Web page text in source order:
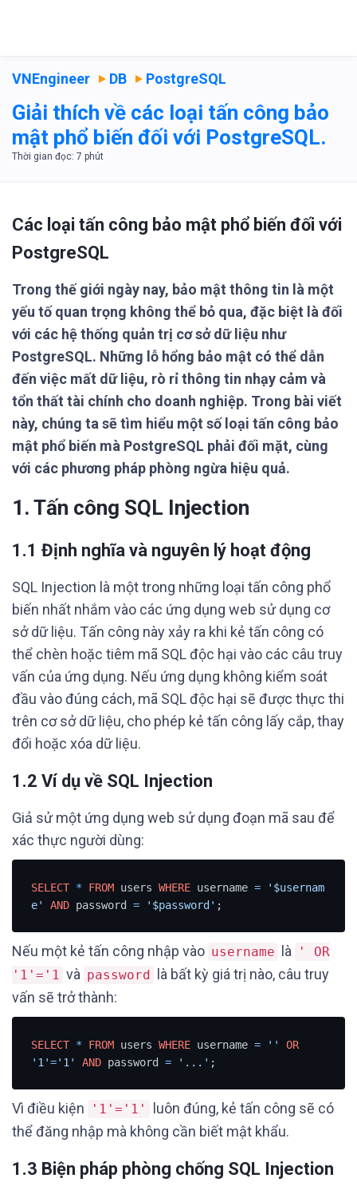
VNEngineer DB PostgreSQL
Giải thích về các loại tấn công bảo
mật phổ biến đối với PostgreSQL.
Các loại tấn công bảo mật phổ biến đối với
PostgreSQL
Trong thế giới ngày nay, bảo mật thông tin là một
yếu tố quan trọng không thể bỏ qua, đặc biệt là đối
với các hệ thống quản trị cơ sở dữ liệu như
PostgreSQL. Những lỗ hổng bảo mật có thể dẫn
đến việc mất dữ liệu, rò rỉ thông tin nhạy cảm và
tổn thất tài chính cho doanh nghiệp. Trong bài viết
này, chúng ta sẽ tìm hiểu một số loại tấn công bảo
mật phổ biến mà PostgreSQL phải đối mặt, cùng
với các phương pháp phòng ngừa hiệu quả.
1. Tấn công SQL Injection
1.1 Định nghĩa và nguyên lý hoạt động
SQL Injection là một trong những loại tấn công phổ
biến nhất nhắm vào các ứng dụng web sử dụng cơ
sở dữ liệu. Tấn công này xảy ra khi kẻ tấn công có
thể chèn hoặc tiêm mã SQL độc hại vào các câu truy
vấn của ứng dụng. Nếu ứng dụng không kiểm soát
đầu vào đúng cách, mã SQL độc hại sẽ được thực thi
trên cơ sở dữ liệu, cho phép kẻ tấn công lấy cắp, thay
đổi hoặc xóa dữ liệu.
1.2 Ví dụ về SQL Injection
Giả sử một ứng dụng web sử dụng đoạn mã sau để
xác thực người dùng:
SELECT * FROM users WHERE username =
'$usernam
e'
AND password = '$password' ;
Nếu một kẻ tấn công nhập vào username là
' OR
'1'='1 và password
là bất kỳ giá trị nào, câu truy
vấn sẽ trở thành:
SELECT * FROM users WHERE username = ''
OR
'1'='1' AND password = '...' ;
Vì điều kiện '1'='1'
luôn đúng, kẻ tấn công sẽ có
thể đăng nhập mà không cần biết mật khẩu.
1.3 Biện pháp phòng chống SQL Injection